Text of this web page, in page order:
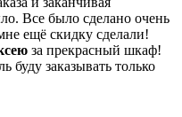
Все было сделано очень
ещё скидку сделали!
за прекрасный шкаф!
буду заказывать только